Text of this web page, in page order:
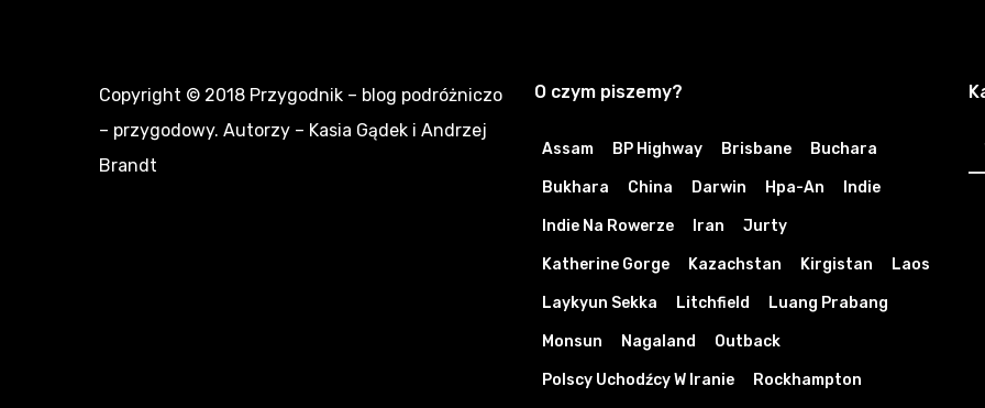
Copyright © 2018 Przygodnik – blog podróżniczo
– przygodowy. Autorzy – Kasia Gądek i Andrzej
Brandt
O czym piszemy?
Assam BP Highway Brisbane Buchara
Bukhara China Darwin Hpa-An Indie
Indie Na Rowerze Iran Jurty
Katherine Gorge Kazachstan Kirgistan Laos
Laykyun Sekka Litchfield Luang Prabang
Monsun Nagaland Outback
Polscy Uchodźcy W Iranie Rockhampton